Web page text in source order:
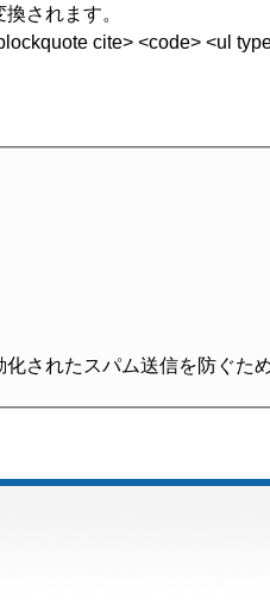
されます。
cite> <code> <ul
されたスパム送信を防ぐた